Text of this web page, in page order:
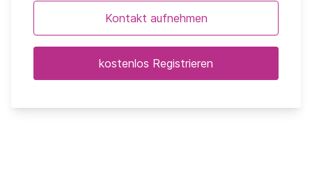
Kontakt aufnehmen
kostenlos Registrieren